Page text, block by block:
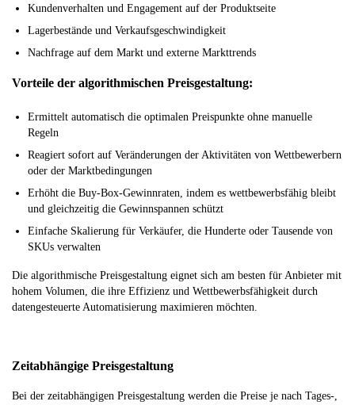
Kundenverhalten und Engagement auf der Produktseite
Lagerbestände und Verkaufsgeschwindigkeit
Nachfrage auf dem Markt und externe Markttrends
Vorteile der algorithmischen Preisgestaltung:
Ermittelt automatisch die optimalen Preispunkte ohne manuelle
Regeln
Reagiert sofort auf Veränderungen der Aktivitäten von Wettbewerbern
oder der Marktbedingungen
Erhöht die Buy-Box-Gewinnraten, indem es wettbewerbsfähig bleibt
und gleichzeitig die Gewinnspannen schützt
Einfache Skalierung für Verkäufer, die Hunderte oder Tausende von
SKUs verwalten
Die algorithmische Preisgestaltung eignet sich am besten für Anbieter mit
hohem Volumen, die ihre Effizienz und Wettbewerbsfähigkeit durch
datengesteuerte Automatisierung maximieren möchten.
Zeitabhängige Preisgestaltung
Bei der zeitabhängigen Preisgestaltung werden die Preise je nach Tages-,